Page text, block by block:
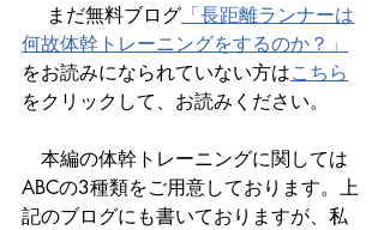
まだ無料ブログ 「長距離ランナーは
何故体幹トレーニングをするのか？」
をお読みになられていない方はこちら
をクリックして、お読みください。
本編の体幹トレーニングに関しては
ABCの3種類をご用意しております。上
記のブログにも書いておりますが、私